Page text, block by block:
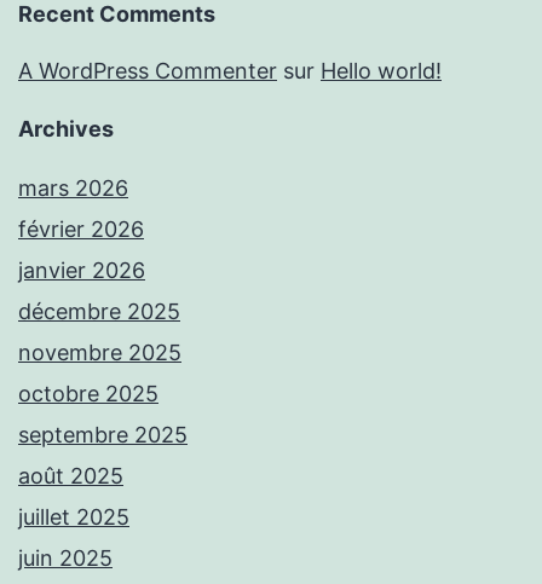
Recent Comments
A WordPress Commenter sur Hello world!
Archives
mars 2026
février 2026
janvier 2026
décembre 2025
novembre 2025
octobre 2025
septembre 2025
août 2025
juillet 2025
juin 2025